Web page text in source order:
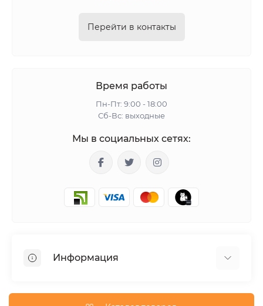
Перейти в контакты
Время работы
Пн-Пт: 9:00 - 18:00
Сб-Вс: выходные
Мы в социальных сетях:
Информация